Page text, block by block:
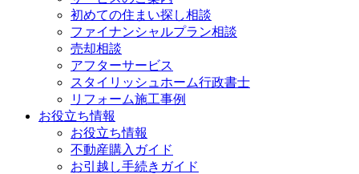
初めての住まい探し相談
ファイナンシャルプラン相談
売却相談
アフターサービス
スタイリッシュホーム行政書士
リフォーム施工事例
お役立ち情報
お役立ち情報
不動産購入ガイド
お引越し手続きガイド